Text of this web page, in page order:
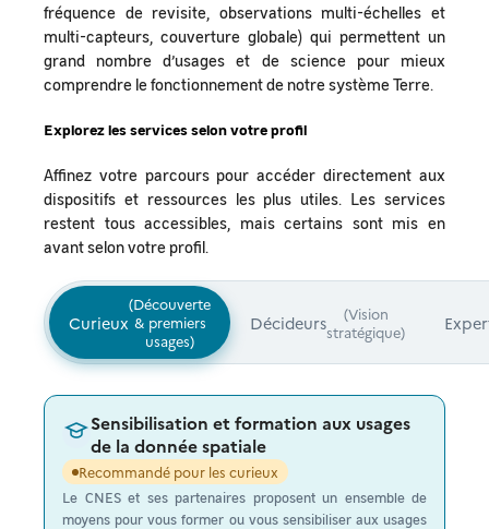
fréquence de revisite, observations multi-échelles et
multi-capteurs, couverture globale) qui permettent un
grand nombre d’usages et de science pour mieux
comprendre le fonctionnement de notre système Terre.
Explorez les services selon votre profil
Affinez votre parcours pour accéder directement aux
dispositifs et ressources les plus utiles. Les services
restent tous accessibles, mais certains sont mis en
avant selon votre profil.
Curieux
(Découverte
& premiers
usages)
Décideurs
(Vision
stratégique)
Sensibilisation et formation aux usages
de la donnée spatiale
Recommandé pour les curieux
Le CNES et ses partenaires proposent un ensemble de
moyens pour vous former ou vous sensibiliser aux usages